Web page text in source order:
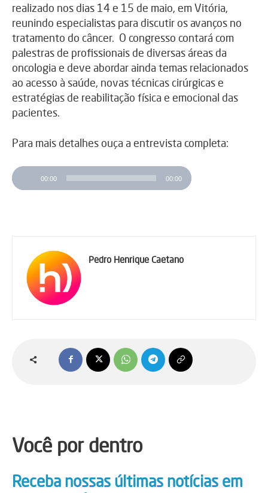
realizado nos dias 14 e 15 de maio, em Vitória,
reunindo especialistas para discutir os avanços no
tratamento do câncer. O congresso contará com
palestras de profissionais de diversas áreas da
oncologia e deve abordar ainda temas relacionados
ao acesso à saúde, novas técnicas cirúrgicas e
estratégias de reabilitação física e emocional das
pacientes.
Para mais detalhes ouça a entrevista completa:
T
o
00:00 00:00
Pedro Henrique Caetano
Você por dentro
Receba nossas últimas notícias em